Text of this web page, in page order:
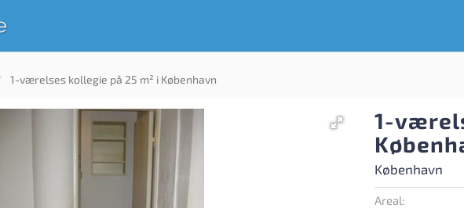
1-værelses kollegie på 25 m² i København
1-
København
Areal: